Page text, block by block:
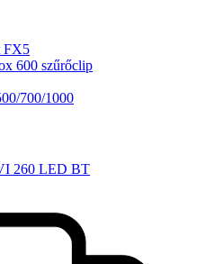
FX5
600 szűrőclip
700/1000
260 LED BT